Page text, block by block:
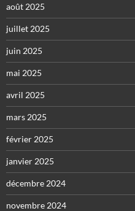
août 2025
juillet 2025
juin 2025
mai 2025
avril 2025
mars 2025
février 2025
janvier 2025
décembre 2024
novembre 2024